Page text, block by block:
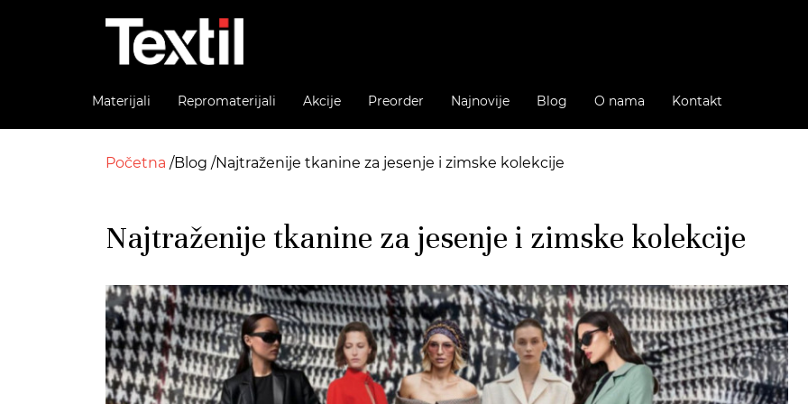
Materijali Repromaterijali Akcije Preorder Najnovije Blog O nama Kontakt
Početna Blog Najtraženije tkanine za jesenje i zimske kolekcije
Najtraženije tkanine za jesenje i zimske kolekcije